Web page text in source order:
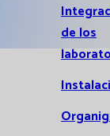
de los